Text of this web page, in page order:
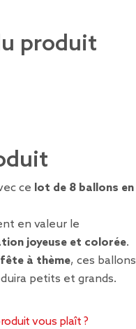
produit
ce lot de 8 ballons en
en valeur le
joyeuse et colorée.
à thème, ces ballons
petits et grands.
vous plaît ?